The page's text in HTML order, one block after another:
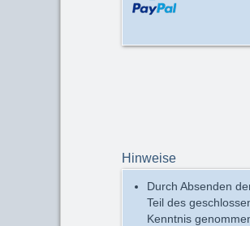
Hinweise
Durch Absenden
Teil des
Kenntnis